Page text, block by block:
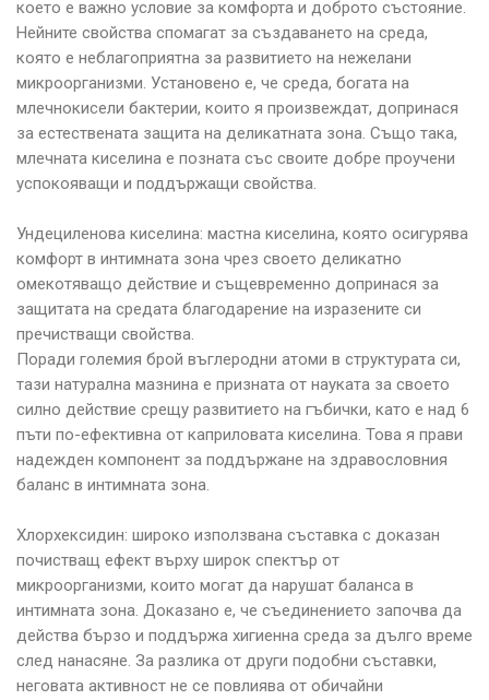
което е важно условие за комфорта и доброто състояние.
Нейните свойства спомагат за създаването на среда,
която е неблагоприятна за развитието на нежелани
микроорганизми. Установено е, че среда, богата на
млечнокисели бактерии, които я произвеждат, допринася
за естествената защита на деликатната зона. Също така,
млечната киселина е позната със своите добре проучени
успокояващи и поддържащи свойства.
Ундециленова киселина: мастна киселина, която осигурява
комфорт в интимната зона чрез своето деликатно
омекотяващо действие и същевременно допринася за
защитата на средата благодарение на изразените си
пречистващи свойства.
Поради големия брой въглеродни атоми в структурата си,
тази натурална мазнина е призната от науката за своето
силно действие срещу развитието на гъбички, като е над 6
пъти по-ефективна от каприловата киселина. Това я прави
надежден компонент за поддържане на здравословния
баланс в интимната зона.
Хлорхексидин: широко използвана съставка с доказан
почистващ ефект върху широк спектър от
микроорганизми, които могат да нарушат баланса в
интимната зона. Доказано е, че съединението започва да
действа бързо и поддържа хигиенна среда за дълго време
след нанасяне. За разлика от други подобни съставки,
неговата активност не се повлиява от обичайни